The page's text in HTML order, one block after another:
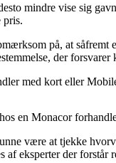
mindre vise sig
pris.
på, at såfremt
der
med kort eller
en Monacor
være at tjekke
af eksperter der